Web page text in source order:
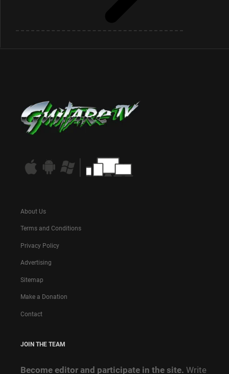
About Us
Terms and Conditions
Privacy Policy
Advertising
Sitemap
Make a Donation
Contact
JOIN THE TEAM
Become editor and participate in the site. Write